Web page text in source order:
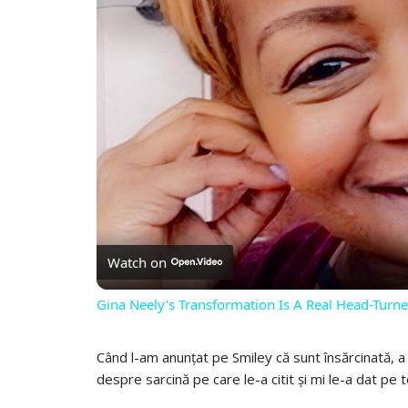
Watch on
Gina Neely's Transformation Is A Real Head-
Când l-am anunțat pe Smiley că sunt însărcinată,
despre sarcină pe care le-a citit și mi le-a dat pe